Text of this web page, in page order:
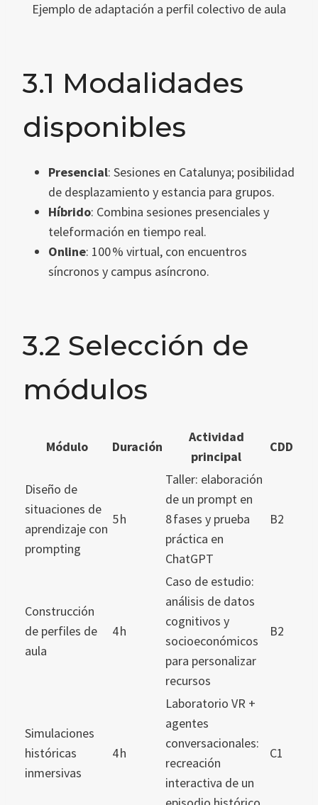
Ejemplo de adaptación a perfil colectivo de aula
3.1 Modalidades
disponibles
Presencial: Sesiones en Catalunya; posibilidad
de desplazamiento y estancia para grupos.
Híbrido: Combina sesiones presenciales y
teleformación en tiempo real.
Online: 100 % virtual, con encuentros
síncronos y campus asíncrono.
3.2 Selección de
módulos
Módulo Duración
Actividad
principal
CDD
Diseño de
situaciones de
aprendizaje con
prompting
5 h
Taller: elaboración
de un prompt en
8 fases y prueba
práctica en
ChatGPT
B2
Construcción
de perfiles de
aula
4 h
Caso de estudio:
análisis de datos
cognitivos y
socioeconómicos
para personalizar
recursos
B2
Simulaciones
históricas
inmersivas
4 h
Laboratorio VR +
agentes
conversacionales:
recreación
interactiva de un
C1